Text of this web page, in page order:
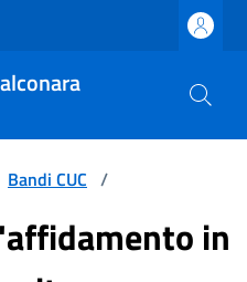
Bandi CUC /
in